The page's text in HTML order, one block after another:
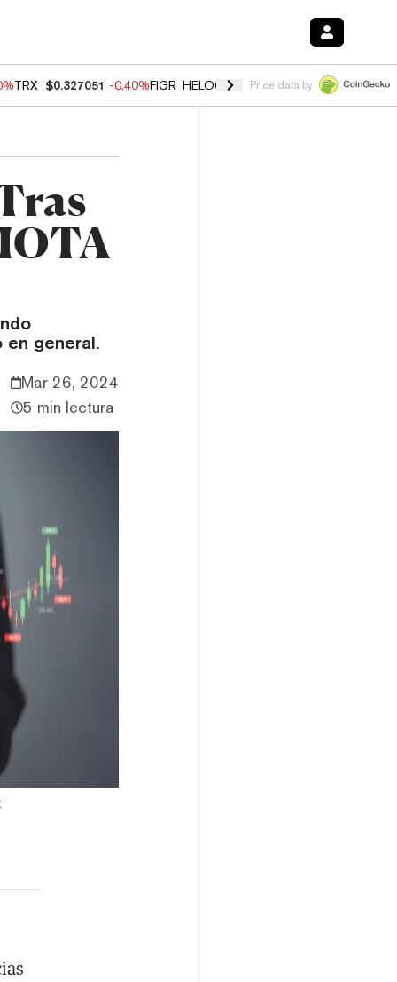
TRX $0.327051 -0.40%FIGR_HELOC $1.02 1.70% HYPE $54.76 -
Price data by
en general.
Mar 26, 2024
5 min lectura